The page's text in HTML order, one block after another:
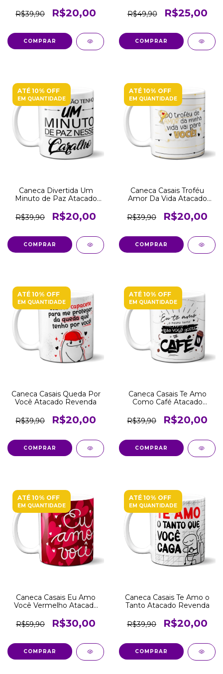
R$39,90
R$20,00
COMPRAR
R$49,90
R$25,00
COMPRAR
ATÉ 10% OFF
EM QUANTIDADE
Caneca Divertida Um
Minuto de Paz Atacado
R$39,90
R$20,00
COMPRAR
ATÉ 10% OFF
EM QUANTIDADE
Caneca Casais Troféu
Amor Da Vida Atacado
R$39,90
R$20,00
COMPRAR
ATÉ 10% OFF
EM QUANTIDADE
Caneca Casais Queda Por
Você Atacado Revenda
R$39,90 R$20,00
COMPRAR
ATÉ 10% OFF
EM QUANTIDADE
Caneca Casais Te Amo
Como Café Atacado
R$39,90
R$20,00
COMPRAR
ATÉ 10% OFF
EM QUANTIDADE
Caneca Casais Eu Amo
Você Vermelho Atacado
R$59,90
R$30,00
COMPRAR
ATÉ 10% OFF
EM QUANTIDADE
Caneca Casais Te Amo o
Tanto Atacado Revenda
R$39,90 R$20,00
COMPRAR